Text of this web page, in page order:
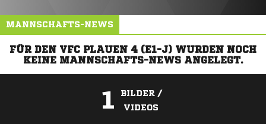
MANNSCHAFTS-NEWS
FÜR DEN VFC PLAUEN 4 (E1-J) WURDEN NOCH
KEINE MANNSCHAFTS-NEWS ANGELEGT.
1
BILDER /
VIDEOS